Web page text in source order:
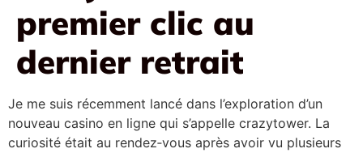
premier clic au
dernier retrait
Je me suis récemment lancé dans l’exploration d’un
nouveau casino en ligne qui s’appelle crazytower. La
curiosité était au rendez‑vous après avoir vu plusieurs